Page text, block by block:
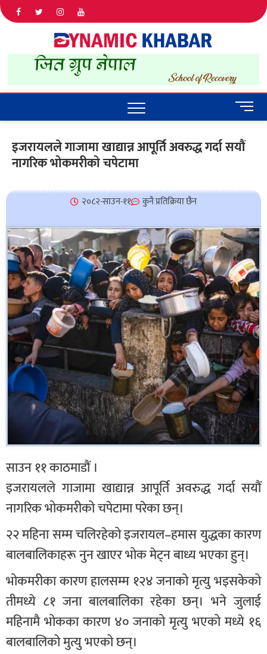
IN NEPAL
M
e
u
n
इजरायलले गाजामा खाद्यान्न आपूर्ति अवरुद्ध गर्दा सयौं
नागरिक भोकमरीको चपेटामा
२०८२-साउन-११ कुनै प्रतिक्रिया छैन
साउन ११ काठमाडौं ।
इजरायलले गाजामा खाद्यान्न आपूर्ति अवरुद्ध गर्दा सयौं
नागरिक भोकमरीको चपेटामा परेका छन्।
२२ महिना सम्म चलिरहेको इजरायल–हमास युद्धका कारण
बालबालिकाहरू नुन खाएर भोक मेट्न बाध्य भएका हुन्।
भोकमरीका कारण हालसम्म १२४ जनाको मृत्यु भइसकेको
तीमध्ये ८१ जना बालबालिका रहेका छन्। भने जुलाई
महिनामै भोकका कारण ४० जनाको मृत्यु भएको मध्ये १६
बालबालिको मुत्यु भएको छन्।